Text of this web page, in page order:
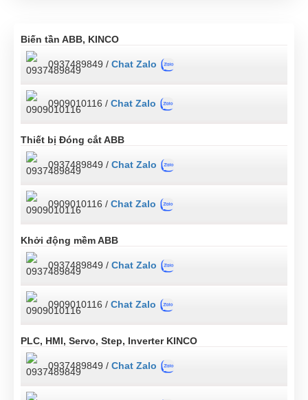
Biến tần ABB, KINCO
0937489849 / Chat Zalo
0909010116 / Chat Zalo
Thiết bị Đóng cắt ABB
0937489849 / Chat Zalo
0909010116 / Chat Zalo
Khởi động mềm ABB
0937489849 / Chat Zalo
0909010116 / Chat Zalo
PLC, HMI, Servo, Step, Inverter KINCO
0937489849 / Chat Zalo